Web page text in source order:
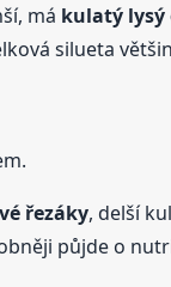
má kulatý lysý
silueta
řezáky, delší
půjde o